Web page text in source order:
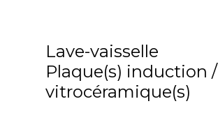
Lave-vaisselle
Plaque(s) induction /
vitrocéramique(s)